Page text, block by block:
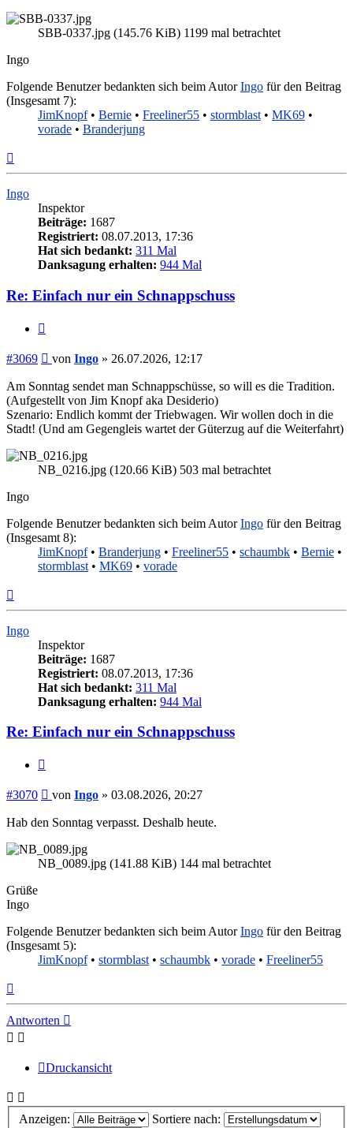
SBB-0337.jpg (145.76 KiB) 1199 mal betrachtet
Ingo
Folgende Benutzer bedankten sich beim AutorIngo für den Beitrag
(Insgesamt 7):
JimKnopf• Bernie • Freeliner55 • stormblast • MK69 •
vorade • Branderjung
Ingo
Inspektor
Beiträge: 1687
Registriert: 08.07.2013, 17:36
Hat sich bedankt: 311 Mal
Danksagung erhalten: 944 Mal
Re: Einfach nur ein Schnappschuss
#3069 Beitrag
von Ingo » 26.07.2026, 12:17
Am Sonntag sendet man Schnappschüsse, so will es die Tradition.
(Aufgestellt von Jim Knopf aka Desiderio)
Szenario: Endlich kommt der Triebwagen. Wir wollen doch in die
Stadt! (Und am Gegengleis wartet der Güterzug auf die Weiterfahrt)
NB_0216.jpg (120.66 KiB) 503 mal betrachtet
Ingo
Folgende Benutzer bedankten sich beim AutorIngo für den Beitrag
(Insgesamt 8):
JimKnopf• Branderjung • Freeliner55 • schaumbk • Bernie •
stormblast • MK69 • vorade
Ingo
Inspektor
Beiträge: 1687
Registriert: 08.07.2013, 17:36
Hat sich bedankt: 311 Mal
Danksagung erhalten: 944 Mal
Re: Einfach nur ein Schnappschuss
#3070 Beitrag
von Ingo » 03.08.2026, 20:27
Hab den Sonntag verpasst. Deshalb heute.
NB_0089.jpg (141.88 KiB) 144 mal betrachtet
Grüße
Ingo
Folgende Benutzer bedankten sich beim AutorIngo für den Beitrag
(Insgesamt 5):
JimKnopf• stormblast • schaumbk • vorade • Freeliner55
Antworten
Druckansicht
Anzeigen:
Sortiere nach: